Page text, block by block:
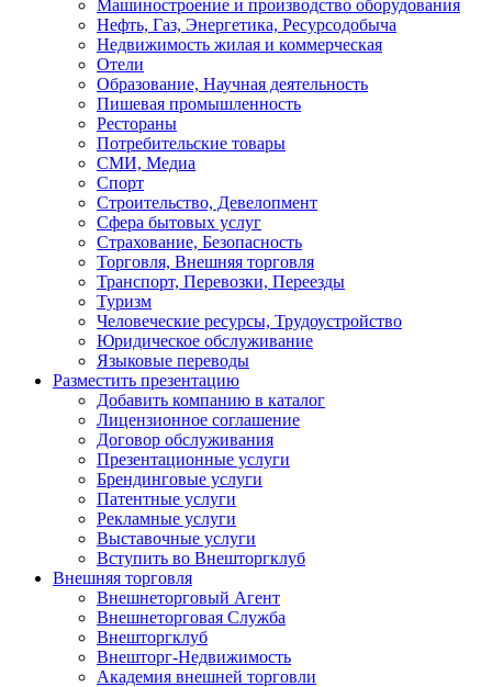
Машиностроение и производство оборудования
Нефть, Газ, Энергетика, Ресурсодобыча
Недвижимость жилая и коммерческая
Отели
Образование, Научная деятельность
Пишевая промышленность
Рестораны
Потребительские товары
СМИ, Медиа
Спорт
Строительство, Девелопмент
Сфера бытовых услуг
Страхование, Безопасность
Торговля, Внешняя торговля
Транспорт, Перевозки, Переезды
Туризм
Человеческие ресурсы, Трудоустройство
Юридическое обслуживание
Языковые переводы
Разместить презентацию
Добавить компанию в каталог
Лицензионное соглашение
Договор обслуживания
Презентационные услуги
Брендинговые услуги
Патентные услуги
Рекламные услуги
Выставочные услуги
Вступить во Внешторгклуб
Внешняя торговля
Внешнеторговый Агент
Внешнеторговая Служба
Внешторгклуб
Внешторг-Недвижимость
Академия внешней торговли